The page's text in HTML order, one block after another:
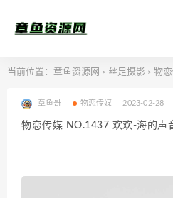
当前位置： 章鱼资源网 > 丝足摄影 > 物
章鱼哥 物恋传媒 2023-02-28
物恋传媒 NO.1437 欢欢-海的声